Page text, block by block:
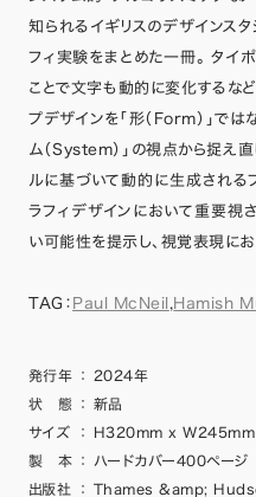
知られるイギリスのデザインス
フィ実験をまとめた一冊。 タイ
ことで文字も動的に変化するな
プデザインを「形（Form）」では
ム（System）」の視点から捉え
ルに基づいて動的に生成される
ラフィデザインにおいて重要視
い可能性を提示し、視覚表現に
TAG： Paul McNeil ,Hamish
発行年 ：
2024年
状 態
：
新品
サイズ
：
H320mm x
製 本
：
ハードカバー400ページ
出版社
：
Thames &amp;